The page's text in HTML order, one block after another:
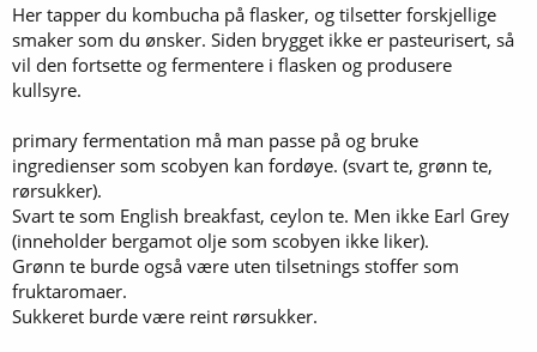
Her tapper du kombucha på flasker, og tilsetter forskjellige
smaker som du ønsker. Siden brygget ikke er pasteurisert, så
vil den fortsette og fermentere i flasken og produsere
kullsyre.
primary fermentation må man passe på og bruke
ingredienser som scobyen kan fordøye. (svart te, grønn te,
rørsukker).
Svart te som English breakfast, ceylon te. Men ikke Earl Grey
(inneholder bergamot olje som scobyen ikke liker).
Grønn te burde også være uten tilsetnings stoffer som
fruktaromaer.
Sukkeret burde være reint rørsukker.